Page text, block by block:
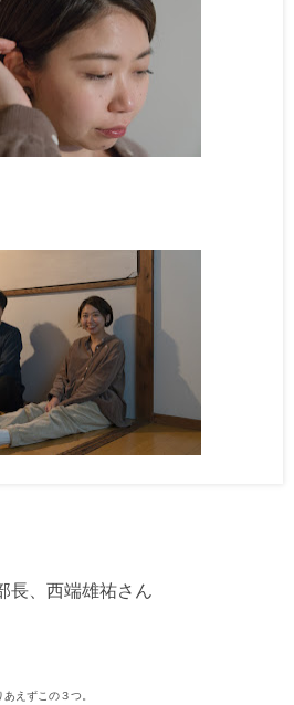
西端雄祐さん
えずこの３つ。